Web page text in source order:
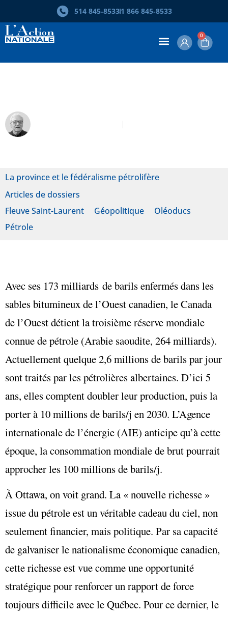
514 845‑85331 866 845‑8533
0
La province et le fédéralisme pétrolifère
Articles de dossiers
Fleuve Saint-Laurent
Géopolitique
Oléoducs
Pétrole
Avec ses 173 milliards de barils enfermés dans les
sables bitumineux de l’Ouest canadien, le Canada
de l’Ouest détient la troisième réserve mondiale
connue de pétrole (Arabie saoudite, 264 milliards).
Actuellement quelque 2,6 millions de barils par jour
sont traités par les pétrolières albertaines. D’ici 5
ans, elles comptent doubler leur production, puis la
porter à 10 millions de barils/j en 2030. L’Agence
internationale de l’énergie (AIE) anticipe qu’à cette
époque, la consommation mondiale de brut pourrait
approcher les 100 millions de barils/j.
À Ottawa, on voit grand. La « nouvelle richesse »
issue du pétrole est un véritable cadeau du ciel, non
seulement financier, mais politique. Par sa capacité
de galvaniser le nationalisme économique canadien,
cette richesse est vue comme une opportunité
stratégique pour renforcer un rapport de force
toujours difficile avec le Québec. Pour ce dernier, le